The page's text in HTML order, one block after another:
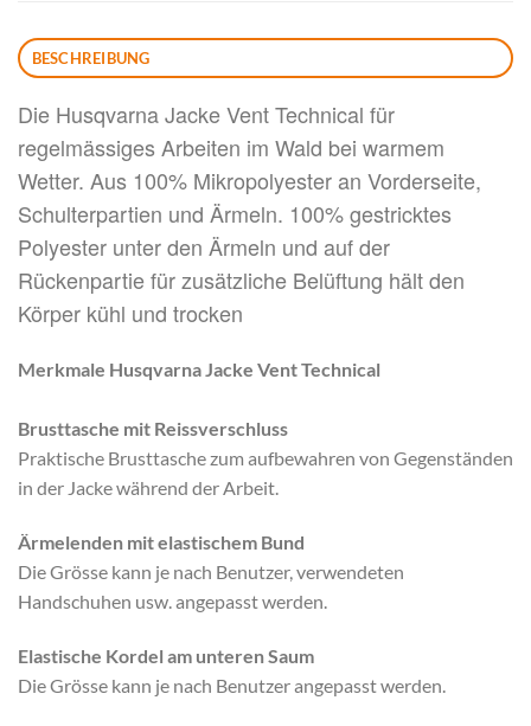
BESCHREIBUNG
Die HusqvarnaJacke Vent Technical für
regelmässiges Arbeiten im Wald bei warmem
Wetter. Aus 100% Mikropolyester an Vorderseite,
Schulterpartien und Ärmeln. 100% gestricktes
Polyester unter den Ärmeln und auf der
Rückenpartie für zusätzliche Belüftung hält den
Körper kühl und trocken
Merkmale Husqvarna Jacke Vent Technical
Brusttasche mit Reissverschluss
Praktische Brusttasche zum aufbewahren von Gegenständen
in der Jacke während der Arbeit.
Ärmelenden mit elastischem Bund
Die Grösse kann je nach Benutzer, verwendeten
Handschuhen usw. angepasst werden.
Elastische Kordel am unteren Saum
Die Grösse kann je nach Benutzer angepasst werden.